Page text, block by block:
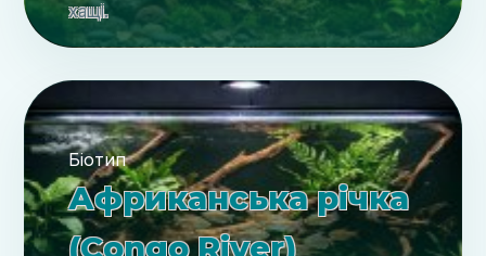
хащі.
Біотип
Африканська річка
(Congo River)